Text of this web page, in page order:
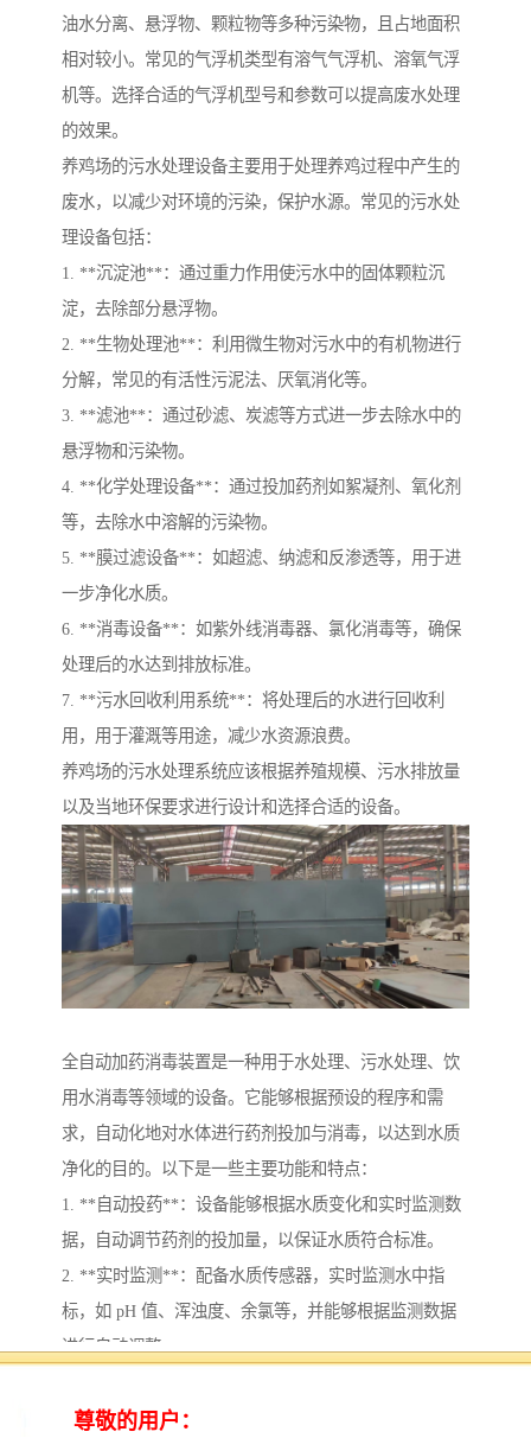
油水分离、悬浮物、颗粒物等多种污染物，且占地面积
相对较小。常见的气浮机类型有溶气气浮机、溶氧气浮
机等。选择合适的气浮机型号和参数可以提高废水处理
的效果。
养鸡场的污水处理设备主要用于处理养鸡过程中产生的
废水，以减少对环境的污染，保护水源。常见的污水处
理设备包括：
1. **沉淀池**：通过重力作用使污水中的固体颗粒沉
淀，去除部分悬浮物。
2. **生物处理池**：利用微生物对污水中的有机物进行
分解，常见的有活性污泥法、厌氧消化等。
3. **滤池**：通过砂滤、炭滤等方式进一步去除水中的
悬浮物和污染物。
4. **化学处理设备**：通过投加药剂如絮凝剂、氧化剂
等，去除水中溶解的污染物。
5. **膜过滤设备**：如超滤、纳滤和反渗透等，用于进
一步净化水质。
6. **消毒设备**：如紫外线消毒器、氯化消毒等，确保
处理后的水达到排放标准。
7. **污水回收利用系统**：将处理后的水进行回收利
用，用于灌溉等用途，减少水资源浪费。
养鸡场的污水处理系统应该根据养殖规模、污水排放量
以及当地环保要求进行设计和选择合适的设备。
全自动加药消毒装置是一种用于水处理、污水处理、饮
用水消毒等领域的设备。它能够根据预设的程序和需
求，自动化地对水体进行药剂投加与消毒，以达到水质
净化的目的。以下是一些主要功能和特点：
1. **自动投药**：设备能够根据水质变化和实时监测数
据，自动调节药剂的投加量，以保证水质符合标准。
2. **实时监测**：配备水质传感器，实时监测水中指
标，如 pH 值、浑浊度、余氯等，并能够根据监测数据
进行自动调整。
联网或软件进行远程监控和管理，方便操作人员随时调